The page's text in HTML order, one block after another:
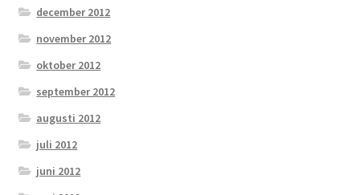
december 2012
november 2012
oktober 2012
september 2012
augusti 2012
juli 2012
juni 2012